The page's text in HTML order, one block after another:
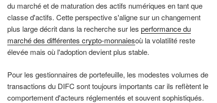
du marché et de maturation des actifs numériques en tant que
classe d'actifs. Cette perspective s'aligne sur un changement
plus large décrit dans la recherche sur les performance du
marché des différentes crypto-monnaiesoù la volatilité reste
élevée mais où l'adoption devient plus stable.
Pour les gestionnaires de portefeuille, les modestes volumes de
transactions du DIFC sont toujours importants car ils reflètent le
comportement d'acteurs réglementés et souvent sophistiqués.